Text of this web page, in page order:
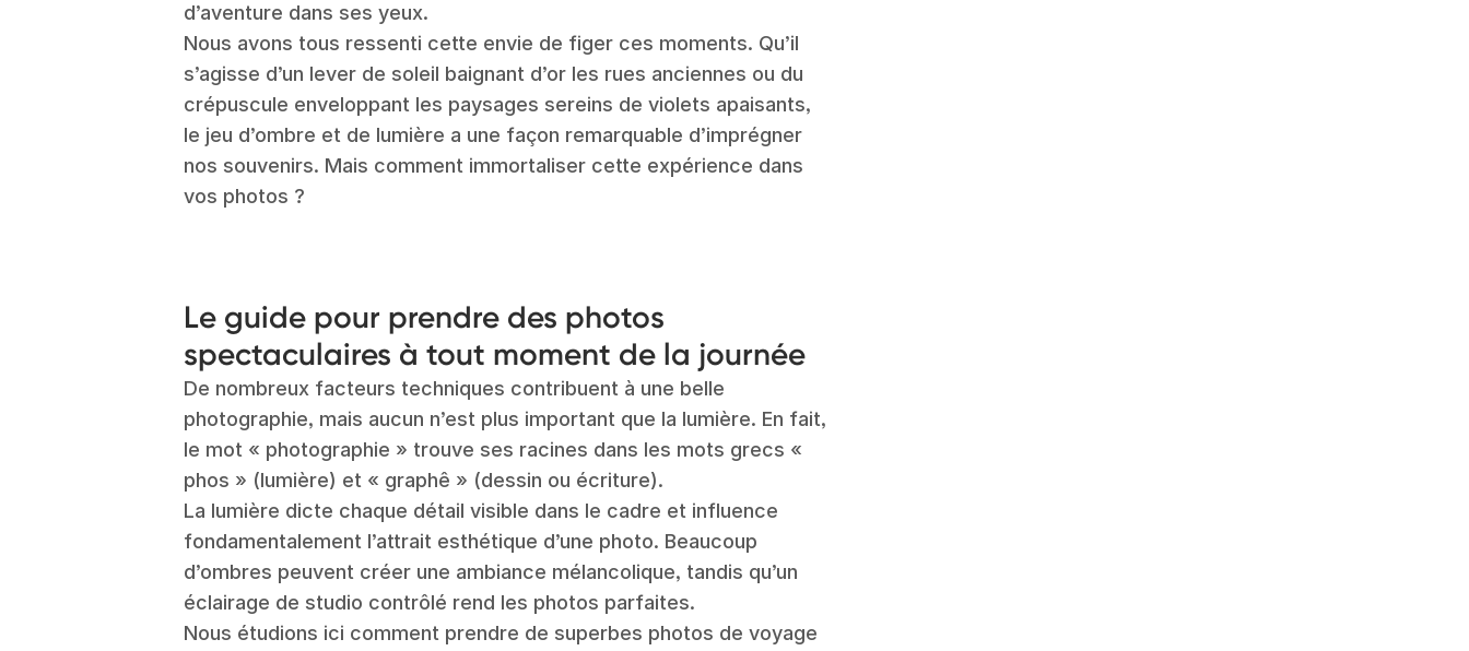
d’aventure dans ses yeux.
Nous avons tous ressenti cette envie de figer ces moments. Qu’il
s’agisse d’un lever de soleil baignant d’or les rues anciennes ou du
crépuscule enveloppant les paysages sereins de violets apaisants,
le jeu d’ombre et de lumière a une façon remarquable d’imprégner
nos souvenirs. Mais comment immortaliser cette expérience dans
vos photos ?
Le guide pour prendre des photos
spectaculaires à tout moment de la journée
De nombreux facteurs techniques contribuent à une belle
photographie, mais aucun n’est plus important que la lumière. En fait,
le mot « photographie » trouve ses racines dans les mots grecs «
phos » (lumière) et « graphê » (dessin ou écriture).
La lumière dicte chaque détail visible dans le cadre et influence
fondamentalement l’attrait esthétique d’une photo. Beaucoup
d’ombres peuvent créer une ambiance mélancolique, tandis qu’un
éclairage de studio contrôlé rend les photos parfaites.
Nous étudions ici comment prendre de superbes photos de voyage